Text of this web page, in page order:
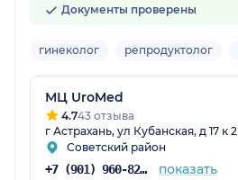
Документы проверены
гинеколог репродуктолог
МЦ UroMed
4.743 отзыва
г Астрахань, ул Кубанская, д 17 к 2
Советский район
+7 (901) 960-82-58 показать